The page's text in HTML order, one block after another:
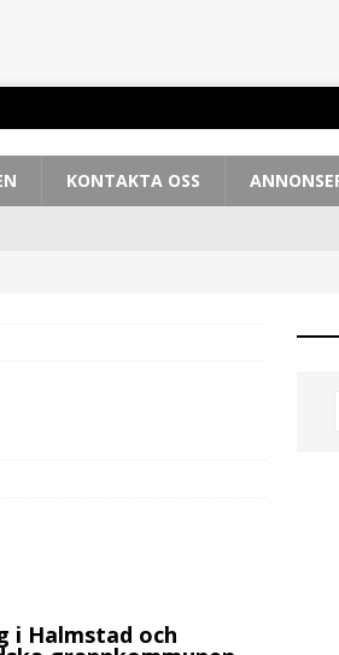
KONTAKTA OSS
i Halmstad och